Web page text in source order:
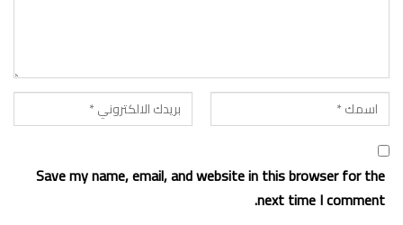
Save my name, email, and website in this browser for the
next time I comment.